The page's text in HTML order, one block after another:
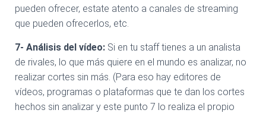
pueden ofrecer, estate atento a canales de streaming
que pueden ofrecerlos, etc.
7- Análisis del vídeo: Si en tu staff tienes a un analista
de rivales, lo que más quiere en el mundo es analizar, no
realizar cortes sin más. (Para eso hay editores de
vídeos, programas o plataformas que te dan los cortes
hechos sin analizar y este punto 7 lo realiza el propio